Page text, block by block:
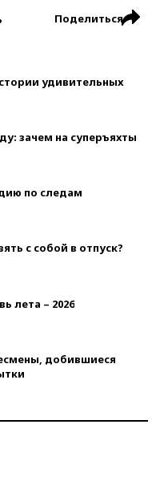
Поделиться
удивительных
зачем на суперъяхты
по следам
с собой в отпуск?
лета – 2026
добившиеся